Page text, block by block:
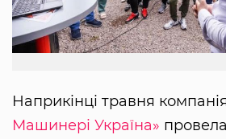
Наприкінці травня
Машинері Україна»